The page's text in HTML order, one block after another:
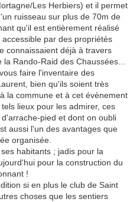
Les Herbiers) et il permet
ruisseau sur plus de 70m de
qu'il est entièrement réalisé
par des propriétés
connaissaient déjà à travers
Rando-Raid des Chaussées...
faire l'inventaire des
bien qu'ils soient très
la commune et à cet évènement
lieux pour les admirer, ces
pied et dont on oubli
aussi l'un des avantages que
organisée.
habitants ; jadis pour la
pour la construction du
!
si en plus le club de Saint
choses que les sentiers